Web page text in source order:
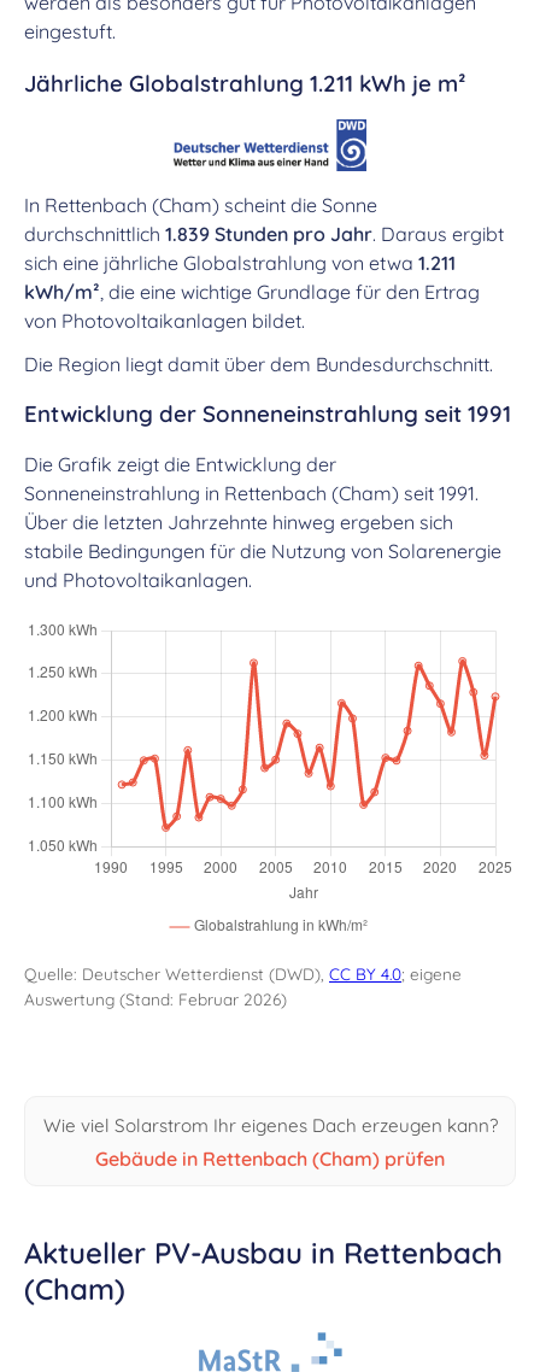
eingestuft.
Jährliche Globalstrahlung 1.211 kWh je m²
In Rettenbach (Cham) scheint die Sonne
durchschnittlich 1.839 Stunden pro Jahr. Daraus ergibt
sich eine jährliche Globalstrahlung von etwa 1.211
kWh/m², die eine wichtige Grundlage für den Ertrag
von Photovoltaikanlagen bildet.
Die Region liegt damit über dem Bundesdurchschnitt.
Entwicklung der Sonneneinstrahlung seit 1991
Die Grafik zeigt die Entwicklung der
Sonneneinstrahlung in Rettenbach (Cham) seit 1991.
Über die letzten Jahrzehnte hinweg ergeben sich
stabile Bedingungen für die Nutzung von Solarenergie
und Photovoltaikanlagen.
Quelle: Deutscher Wetterdienst (DWD), CC BY 4.0; eigene
Auswertung (Stand: Februar 2026)
Wie viel Solarstrom Ihr eigenes Dach erzeugen kann?
Gebäude in Rettenbach (Cham) prüfen
Aktueller PV-Ausbau in Rettenbach
(Cham)